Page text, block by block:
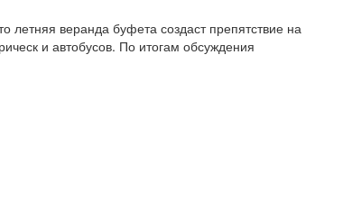
веранда буфета создаст препятствие на
и автобусов. По итогам обсуждения